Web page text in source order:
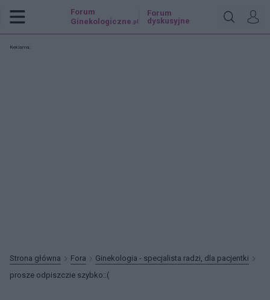
Forum
Ginekologiczne .pl
Forum
dyskusyjne
Reklama:
Strona główna Fora
Ginekologia - specjalista radzi, dla pacjentki
prosze odpiszczie szybko::(